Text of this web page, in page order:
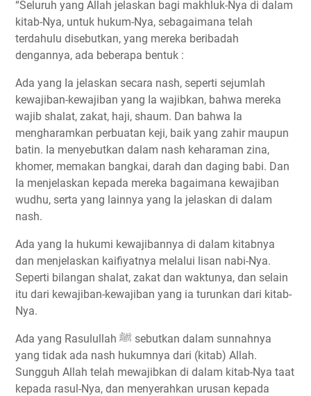
“Seluruh yang Allah jelaskan bagi makhluk-Nya di dalam
kitab-Nya, untuk hukum-Nya, sebagaimana telah
terdahulu disebutkan, yang mereka beribadah
dengannya, ada beberapa bentuk :
Ada yang Ia jelaskan secara nash, seperti sejumlah
kewajiban-kewajiban yang Ia wajibkan, bahwa mereka
wajib shalat, zakat, haji, shaum. Dan bahwa Ia
mengharamkan perbuatan keji, baik yang zahir maupun
batin. Ia menyebutkan dalam nash keharaman zina,
khomer, memakan bangkai, darah dan daging babi. Dan
Ia menjelaskan kepada mereka bagaimana kewajiban
wudhu, serta yang lainnya yang Ia jelaskan di dalam
nash.
Ada yang Ia hukumi kewajibannya di dalam kitabnya
dan menjelaskan kaifiyatnya melalui lisan nabi-Nya.
Seperti bilangan shalat, zakat dan waktunya, dan selain
itu dari kewajiban-kewajiban yang ia turunkan dari kitab-
Nya.
Ada yang Rasulullah ﷺ sebutkan dalam sunnahnya
yang tidak ada nash hukumnya dari (kitab) Allah.
Sungguh Allah telah mewajibkan di dalam kitab-Nya taat
kepada rasul-Nya, dan menyerahkan urusan kepada